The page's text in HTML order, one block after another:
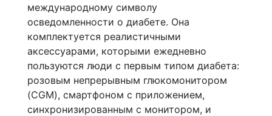
международному символу
осведомленности о диабете. Она
комплектуется реалистичными
аксессуарами, которыми ежедневно
пользуются люди с первым типом диабета:
розовым непрерывным глюкомонитором
(CGM), смартфоном с приложением,
синхронизированным с монитором, и